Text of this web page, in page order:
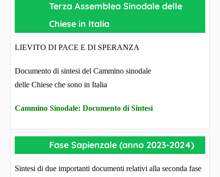
Terza Assemblea Sinodale delle
Chiese in Italia
LIEVITO DI PACE E DI SPERANZA
Documento di sintesi del Cammino sinodale
delle Chiese che sono in Italia
Cammino Sinodale: Documento di Sintesi
Fase Sapienzale (anno 2023-2024)
Sintesi di due importanti documenti relativi alla seconda fase